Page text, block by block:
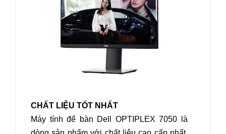
CHẤT LIỆU TỐT NHẤT
Máy tính để bàn Dell OPTIPLEX 7050 là